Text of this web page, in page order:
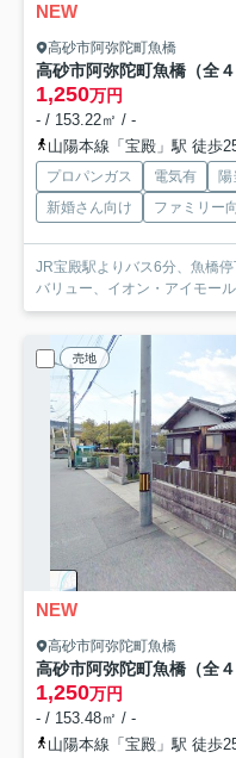
NEW
高砂市阿弥陀町魚橋
高砂市阿弥陀町魚橋（全
1,250万円
- / 153.22㎡ / -
山陽本線「宝殿」駅 徒歩
プロパンガス 電気有 陽
新婚さん向け
ファミリー
JR宝殿駅よりバス6分、魚橋
バリュー、イオン・アイモー
売地
NEW
高砂市阿弥陀町魚橋
高砂市阿弥陀町魚橋（全
1,250万円
- / 153.48㎡ / -
山陽本線「宝殿」駅 徒歩